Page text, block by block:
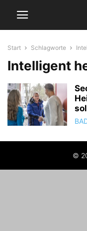
Start Schlagworte
Intelligent
©